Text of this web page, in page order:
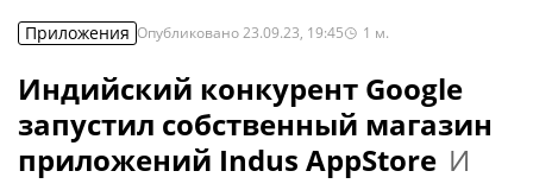
Приложения Опубликовано23.09.23, 19:45 1 м.
Индийский конкурент Google
запустил собственный магазин
приложений Indus AppStore И